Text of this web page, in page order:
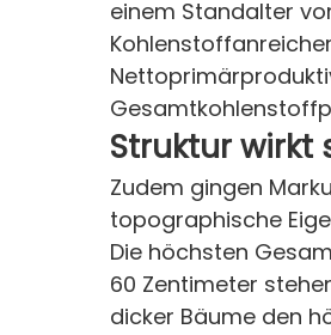
einem Standalter
Struktur wirkt
Zudem gingen
topographische
Die höchsten
60 Zentimeter
dicker Bäume den